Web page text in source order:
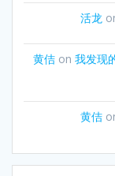
活龙
黄佶 on 我发现
黄佶